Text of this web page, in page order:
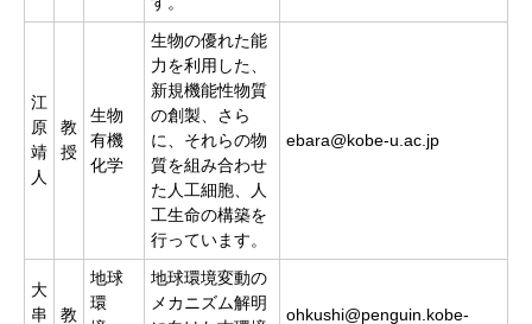
江
原
靖
人
教
授
生物
有機
化学
生物の優れた能
力を利用した、
新規機能性物質
の創製、さら
に、それらの物
質を組み合わせ
た人工細胞、人
工生命の構築を
行っています。
ebara@kobe-u.ac.jp
大
串
教
地球
環
地球環境変動の
メカニズム解明
ohkushi@penguin.kobe-